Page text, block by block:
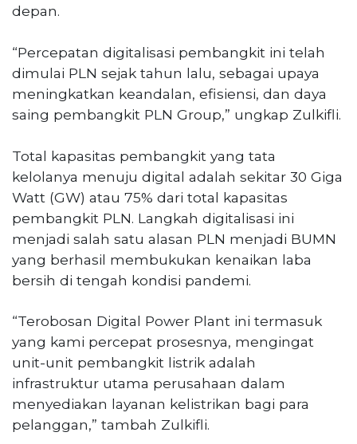
depan.
“Percepatan digitalisasi pembangkit ini telah
dimulai PLN sejak tahun lalu, sebagai upaya
meningkatkan keandalan, efisiensi, dan daya
saing pembangkit PLN Group,” ungkap Zulkifli.
Total kapasitas pembangkit yang tata
kelolanya menuju digital adalah sekitar 30 Giga
Watt (GW) atau 75% dari total kapasitas
pembangkit PLN. Langkah digitalisasi ini
menjadi salah satu alasan PLN menjadi BUMN
yang berhasil membukukan kenaikan laba
bersih di tengah kondisi pandemi.
“Terobosan Digital Power Plant ini termasuk
yang kami percepat prosesnya, mengingat
unit-unit pembangkit listrik adalah
infrastruktur utama perusahaan dalam
menyediakan layanan kelistrikan bagi para
pelanggan,” tambah Zulkifli.